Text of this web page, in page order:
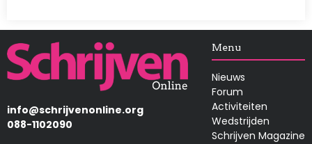
Afbeelding
info@schrijvenonline.org
088-1102090
Menu
Nieuws
Forum
Activiteiten
Wedstrijden
Schrijven Magazine